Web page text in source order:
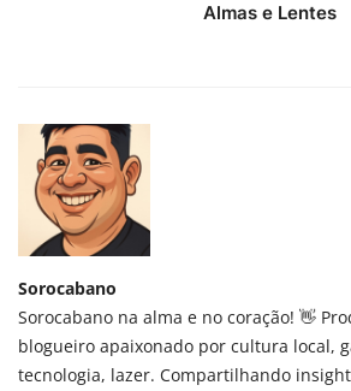
Almas e Lentes
Sorocabano
Sorocabano na alma e no coração! 👋
blogueiro apaixonado por cultura local,
tecnologia, lazer. Compartilhando